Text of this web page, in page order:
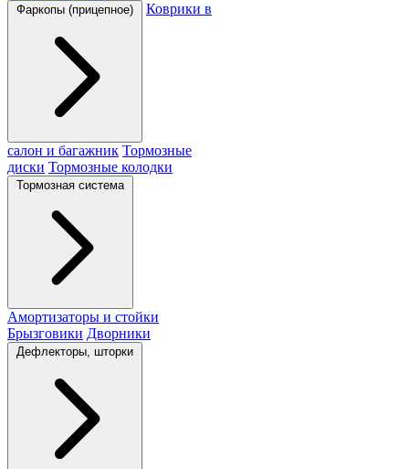
Фаркопы (прицепное) Коврики в
салон и багажник Тормозные
диски Тормозные колодки
Тормозная система
Амортизаторы и стойки
Брызговики Дворники
Дефлекторы, шторки